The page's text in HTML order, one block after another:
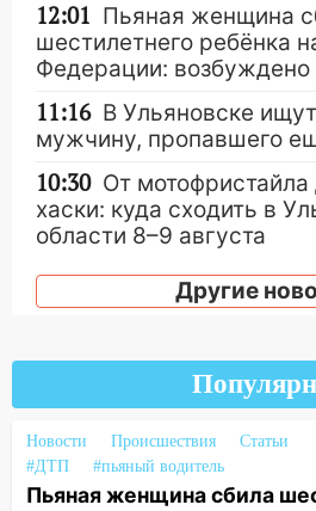
12:01 Пьяная женщина
шестилетнего ребёнка
Федерации: возбуждено
11:16 В Ульяновске
мужчину, пропавшего
10:30 От мотофристайла
хаски: куда сходить в
области 8–9 августа
10:11 Директора
«Нефтяной топливной
налогов
09:28 Дети на дорогах:
велосипедисты,
пешеходы. Обзор
Ульяновской области
Другие
Новости Происшествия
Статьи
#ДТП
#пьяный водитель
Пьяная женщина сбила